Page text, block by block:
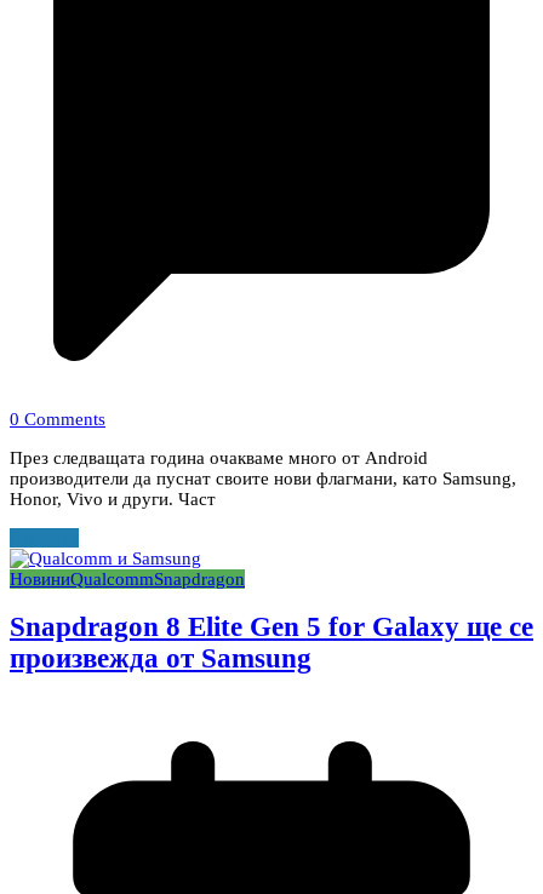
0 Comments
През следващата година очакваме много от Android
производители да пуснат своите нови флагмани, като Samsung,
Honor, Vivo и други. Част
НовиниQualcommSnapdragon
Snapdragon 8 Elite Gen 5 for Galaxy ще се
произвежда от Samsung